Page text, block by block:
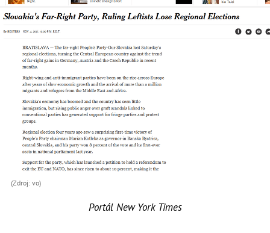
(Zdroj: vo)
Portál New York Times